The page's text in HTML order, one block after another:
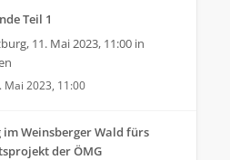
Teil 1
, 11. Mai 2023, 11:00 in
Mai 2023, 11:00
im Weinsberger Wald fürs
der ÖMG